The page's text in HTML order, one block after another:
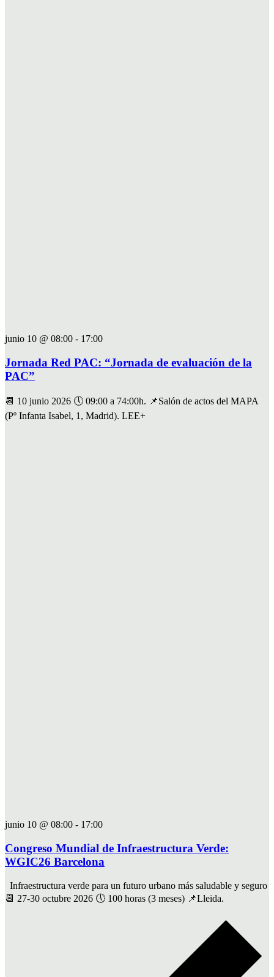
junio 10 @ 08:00 - 17:00
Jornada Red PAC: “Jornada de evaluación de la
PAC”
📆 10 junio 2026 🕔 09:00 a 74:00h. 📌Salón de actos del MAPA
(Pº Infanta Isabel, 1, Madrid). LEE+
junio 10 @ 08:00 - 17:00
Congreso Mundial de Infraestructura Verde:
WGIC26 Barcelona
Infraestructura verde para un futuro urbano más saludable y seguro
📆 27-30 octubre 2026 🕔 100 horas (3 meses) 📌Lleida.